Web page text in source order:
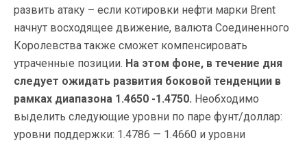
развить атаку – если котировки нефти марки Brent
начнут восходящее движение, валюта Соединенного
Королевства также сможет компенсировать
утраченные позиции. На этом фоне, в течение дня
следует ожидать развития боковой тенденции в
рамках диапазона 1.4650 -1.4750. Необходимо
выделить следующие уровни по паре фунт/доллар:
уровни поддержки: 1.4786 — 1.4660 и уровни